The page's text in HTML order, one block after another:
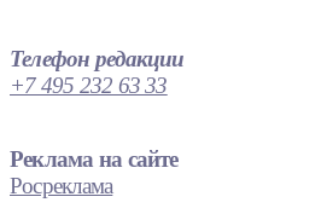
Телефон редакции
+7 495 232 63 33
Реклама на сайте
Росреклама